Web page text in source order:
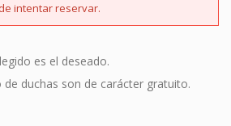
de intentar reservar.
es el deseado.
de duchas son de carácter gratuito.